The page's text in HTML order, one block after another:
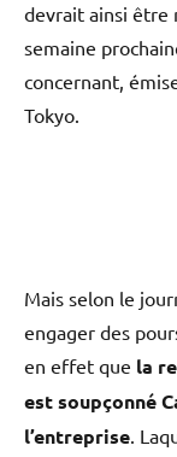
devrait ainsi être
semaine
concernant,
Tokyo.
Mais selon le
engager des
en effet que la
est soupçonné
l’entreprise.